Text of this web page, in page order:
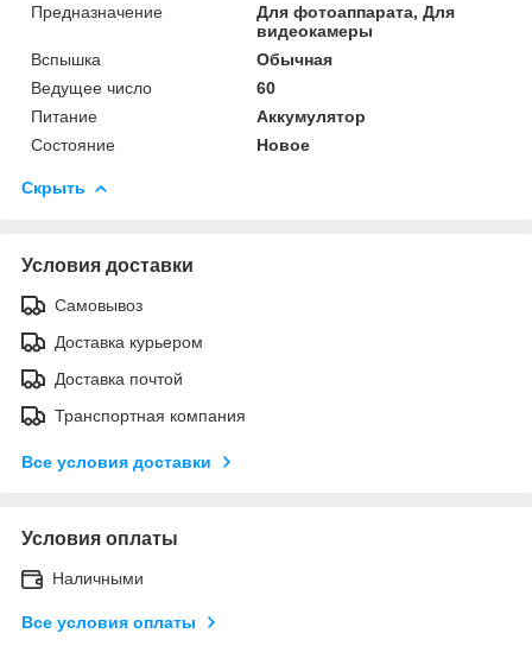
Предназначение
Для фотоаппарата, Для
видеокамеры
Вспышка
Обычная
Ведущее число
60
Питание
Аккумулятор
Состояние
Новое
Скрыть
Условия доставки
Самовывоз
Доставка курьером
Доставка почтой
Транспортная компания
Все условия доставки
Условия оплаты
Наличными
Все условия оплаты